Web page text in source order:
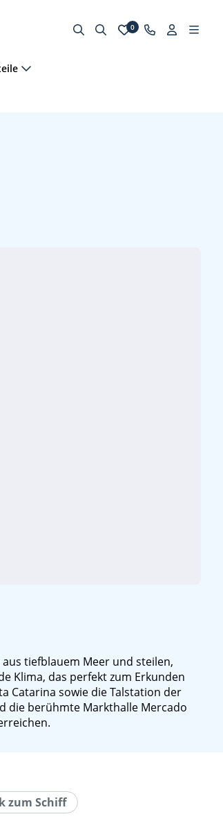
0
tiefblauem Meer und steilen,
Klima, das perfekt zum Erkunden
Catarina sowie die Talstation der
die berühmte Markthalle Mercado
zum Schiff